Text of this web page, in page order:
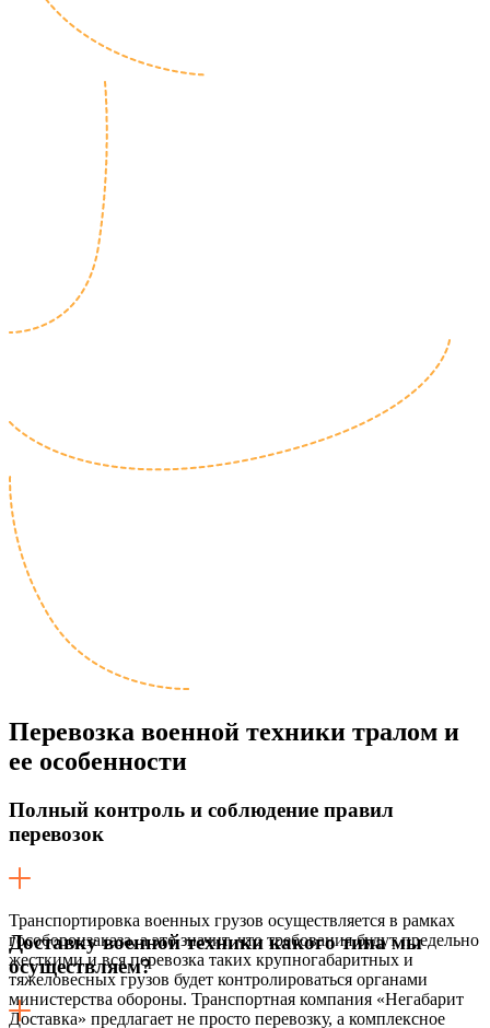
Перевозка военной техники тралом и
ее особенности
Полный контроль и соблюдение правил
перевозок
Транспортировка военных грузов осуществляется в рамках
гособоронзаказа, а это значит, что требования будут предельно
жесткими и вся перевозка таких крупногабаритных и
тяжеловесных грузов будет контролироваться органами
министерства обороны. Транспортная компания «Негабарит
Доставка» предлагает не просто перевозку, а комплексное
Доставку военной техники какого типа мы
осуществляем?